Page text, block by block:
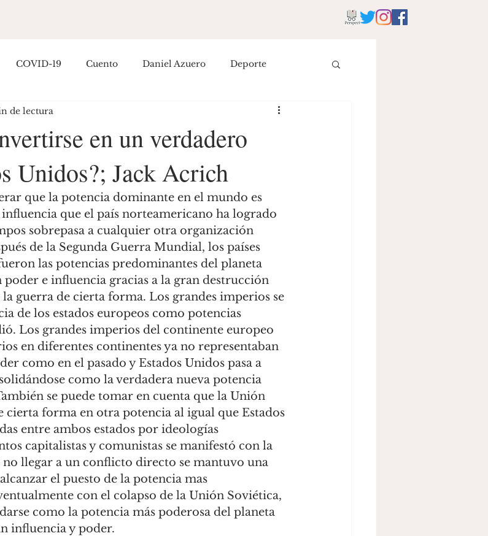
COVID-19 Cuento Daniel Azuero Deporte
Entretenimiento Literatura
en un verdadero
Unidos?; Jack Acrich
de lectura
que la potencia dominante en el mundo es
que el país norteamericano ha logrado
sobrepasa a cualquier otra organización
de la Segunda Guerra Mundial, los países
las potencias predominantes del planeta
e influencia gracias a la gran destrucción
guerra de cierta forma. Los grandes imperios se
de los estados europeos como potencias
Los grandes imperios del continente europeo
en diferentes continentes ya no representaban
como en el pasado y Estados Unidos pasa a
como la verdadera nueva potencia
se puede tomar en cuenta que la Unión
forma en otra potencia al igual que Estados
entre ambos estados por ideologías
capitalistas y comunistas se manifestó con la
no llegar a un conflicto directo se mantuvo una
el puesto de la potencia mas
con el colapso de la Unión Soviética,
como la potencia más poderosa del planeta
influencia y poder.